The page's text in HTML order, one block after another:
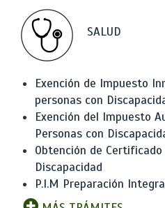
SALUD
Exención de Impuesto
personas con
Exención del Impuesto
Personas con
Obtención de Certificado
Discapacidad
P.I.M Preparación